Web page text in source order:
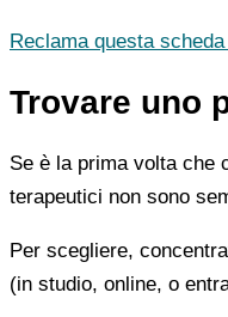
Reclama questa
Trovare uno
Se è la prima volta che
terapeutici non sono
Per scegliere,
(in studio, online, o